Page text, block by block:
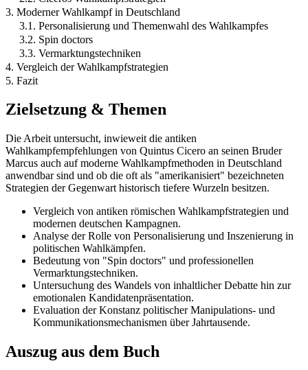
3. Moderner Wahlkampf in Deutschland
3.1. Personalisierung und Themenwahl des Wahlkampfes
3.2. Spin doctors
3.3. Vermarktungstechniken
4. Vergleich der Wahlkampfstrategien
5. Fazit
Zielsetzung & Themen
Die Arbeit untersucht, inwieweit die antiken
Wahlkampfempfehlungen von Quintus Cicero an seinen Bruder
Marcus auch auf moderne Wahlkampfmethoden in Deutschland
anwendbar sind und ob die oft als "amerikanisiert" bezeichneten
Strategien der Gegenwart historisch tiefere Wurzeln besitzen.
Vergleich von antiken römischen Wahlkampfstrategien und
modernen deutschen Kampagnen.
Analyse der Rolle von Personalisierung und Inszenierung in
politischen Wahlkämpfen.
Bedeutung von "Spin doctors" und professionellen
Vermarktungstechniken.
Untersuchung des Wandels von inhaltlicher Debatte hin zur
emotionalen Kandidatenpräsentation.
Evaluation der Konstanz politischer Manipulations- und
Kommunikationsmechanismen über Jahrtausende.
Auszug aus dem Buch